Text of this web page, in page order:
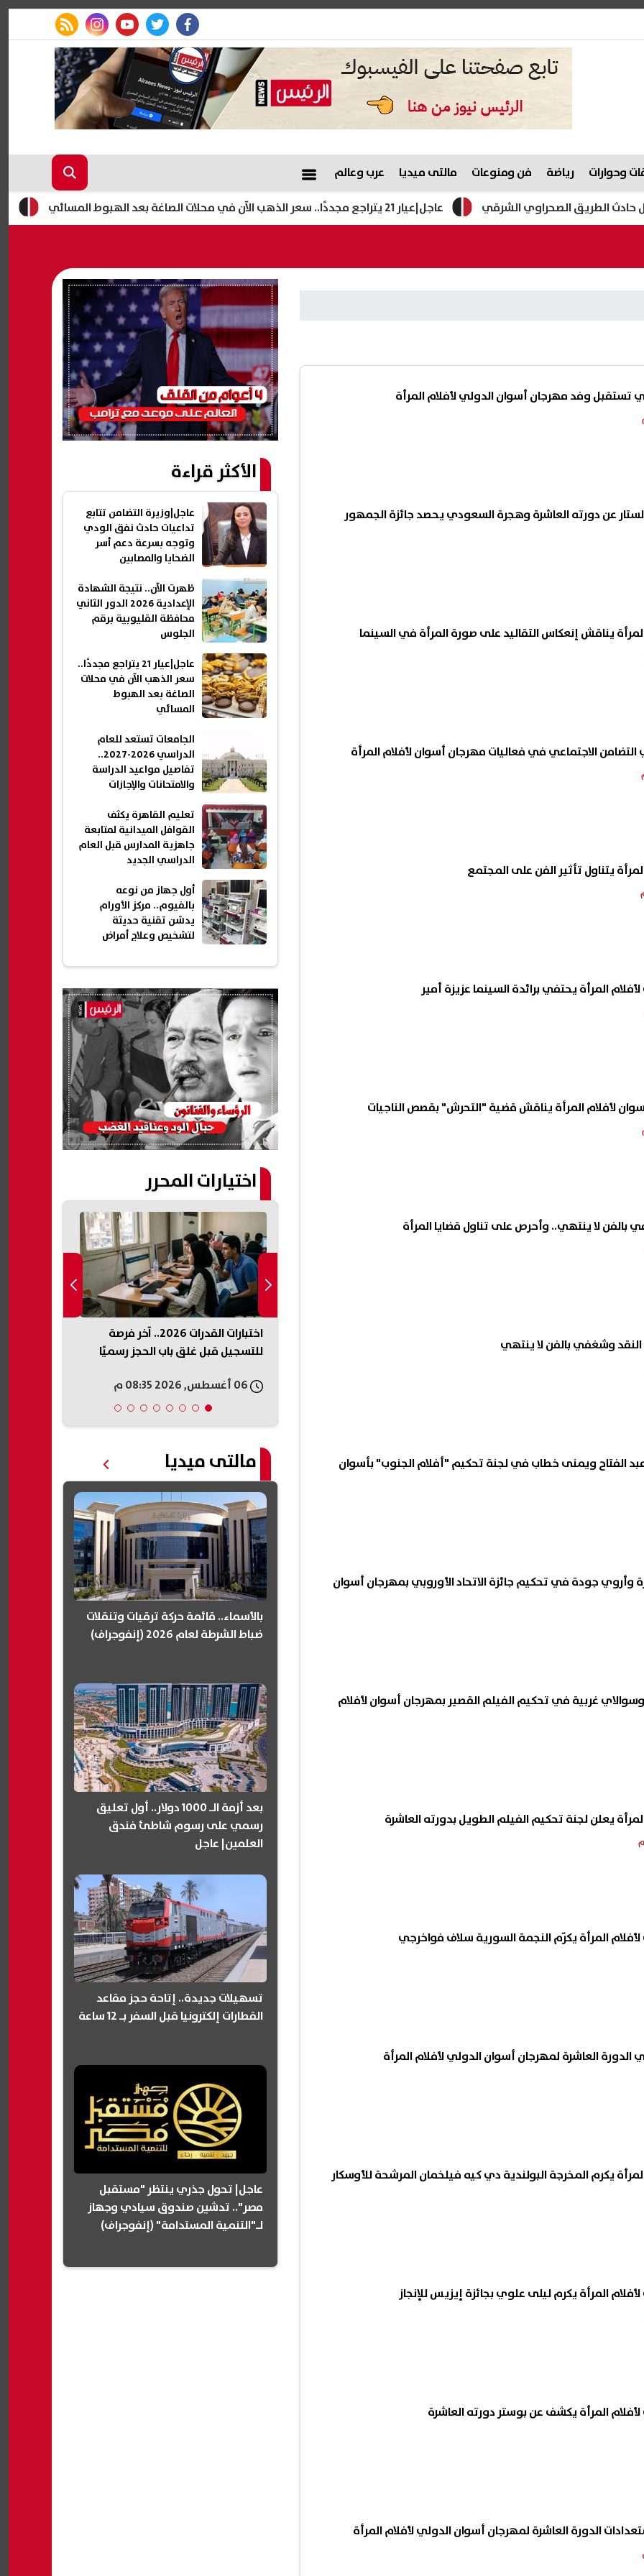
facebook
twitter
youtube
instagram
rss feed
وحوارات رياضة فن ومنوعات مالتى ميديا عرب وعالم
الجامعات تستعد للعام الدراسي عاجل|عيار 21 يتراجع مجددًا.. سعر الذهب الآن في محلات الصاغة بعد الهبوط المسائي
تستقبل وفد مهرجان أسوان الدولي لأفلام المرأة
عن دورته العاشرة وهجرة السعودي يحصد جائزة الجمهور
يناقش إنعكاس التقاليد على صورة المرأة في السينما
يتناول تأثير الفن على المجتمع
المرأة يحتفي برائدة السينما عزيزة أمير
لأفلام المرأة يناقش قضية "التحرش" بقصص الناجيات
لا ينتهي.. وأحرص على تناول قضايا المرأة
وشغفي بالفن لا ينتهي
الفتاح ويمنى خطاب في لجنة تحكيم "أفلام الجنوب" بأسوان
جودة في تحكيم جائزة الاتحاد الأوروبي بمهرجان أسوان
غربية في تحكيم الفيلم القصير بمهرجان أسوان لأفلام
يعلن لجنة تحكيم الفيلم الطويل بدورته العاشرة
المرأة يكرّم النجمة السورية سلاف فواخرجي
يكرم المخرجة البولندية دي كيه فيلخمان المرشحة للأوسكار
المرأة يكرم ليلى علوي بجائزة إيزيس للإنجاز
المرأة يكشف عن بوستر دورته العاشرة
الدورة العاشرة لمهرجان أسوان الدولي لأفلام المرأة
الأكثر قراءة
عاجل|وزيرة التضامن تتابع
تداعيات حادث نفق الودي
وتوجه بسرعة دعم أسر
الضحايا والمصابين
ظهرت الآن.. نتيجة الشهادة
الإعدادية 2026 الدور الثاني
محافظة القليوبية برقم
الجلوس
عاجل|عيار 21 يتراجع مجددًا..
سعر الذهب الآن في محلات
الصاغة بعد الهبوط
المسائي
الجامعات تستعد للعام
الدراسي 2026-2027..
تفاصيل مواعيد الدراسة
والامتحانات والإجازات
تعليم القاهرة يكثف
القوافل الميدانية لمتابعة
جاهزية المدارس قبل العام
الدراسي الجديد
أول جهاز من نوعه
بالفيوم.. مركز الأورام
يدشن تقنية حديثة
لتشخيص وعلاج أمراض
اختيارات المحرر
يدشن تقنية حديثة لتشخيص
أمراض الأمعاء الدقيقة
اختبارات القدرات 2026.. آخر فرصة
للتسجيل قبل غلق باب الحجز رسميًا
مالتى ميديا
بالأسماء.. قائمة حركة ترقيات وتنقلات
ضباط الشرطة لعام 2026 (إنفوجراف)
بعد أزمة الـ 1000 دولار.. أول تعليق
رسمي على رسوم شاطئ فندق
العلمين| عاجل
تسهيلات جديدة.. إتاحة حجز مقاعد
القطارات إلكترونيا قبل السفر بـ 12 ساعة
عاجل| تحول جذري ينتظر "مستقبل
مصر".. تدشين صندوق سيادي وجهاز
لـ"التنمية المستدامة" (إنفوجراف)